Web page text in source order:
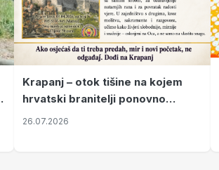
Krapanj – otok tišine na kojem
hrvatski branitelji ponovno
pronalaze mir
26.07.2026